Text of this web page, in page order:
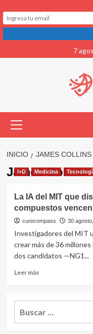
al
7
primario
INICIO JAMES COLLINS
James Collins
I+D Medicina
La IA del MIT que
compuestos
curecompass 30
Investigadores del MIT
crear más de 36
dos candidatos —NG1...
Leer másLeer
La
IA